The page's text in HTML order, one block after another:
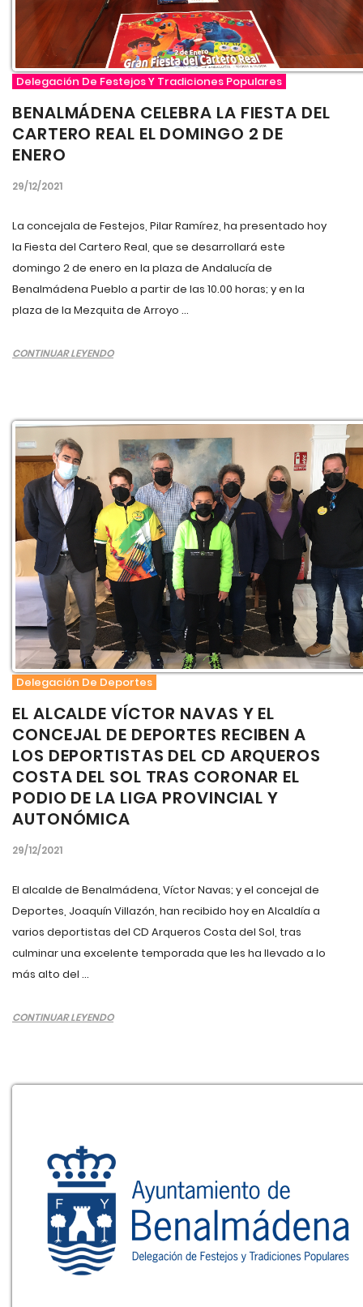
Delegación De Festejos Y Tradiciones Populares
BENALMÁDENA CELEBRA LA FIESTA DEL
CARTERO REAL EL DOMINGO 2 DE
ENERO
29/12/2021
La concejala de Festejos, Pilar Ramírez, ha presentado hoy
la Fiesta del Cartero Real, que se desarrollará este
domingo 2 de enero en la plaza de Andalucía de
Benalmádena Pueblo a partir de las 10.00 horas; y en la
plaza de la Mezquita de Arroyo ...
CONTINUAR LEYENDO
Delegación De Deportes
EL ALCALDE VÍCTOR NAVAS Y EL
CONCEJAL DE DEPORTES RECIBEN A
LOS DEPORTISTAS DEL CD ARQUEROS
COSTA DEL SOL TRAS CORONAR EL
PODIO DE LA LIGA PROVINCIAL Y
AUTONÓMICA
29/12/2021
El alcalde de Benalmádena, Víctor Navas; y el concejal de
Deportes, Joaquín Villazón, han recibido hoy en Alcaldía a
varios deportistas del CD Arqueros Costa del Sol, tras
culminar una excelente temporada que les ha llevado a lo
más alto del ...
CONTINUAR LEYENDO